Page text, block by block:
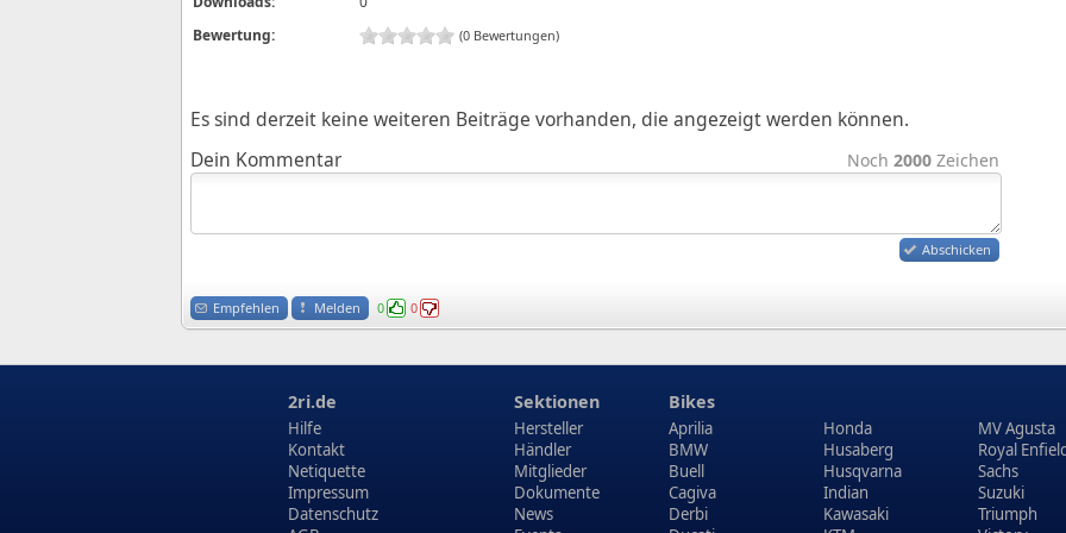
Bewertung:
(0 Bewertungen)
Es sind derzeit keine weiteren Beiträge vorhanden, die angezeigt werden können.
Noch 2000 Zeichen
Dein Kommentar
Abschicken
Empfehlen Melden 0 0
2ri.de
Hilfe
Kontakt
Netiquette
Impressum
Datenschutz
Sektionen
Hersteller
Händler
Mitglieder
Dokumente
News
Bikes
Aprilia
BMW
Buell
Cagiva
Derbi
Honda
Husaberg
Husqvarna
Indian
Kawasaki
MV Agusta
Royal
Sachs
Suzuki
Triumph